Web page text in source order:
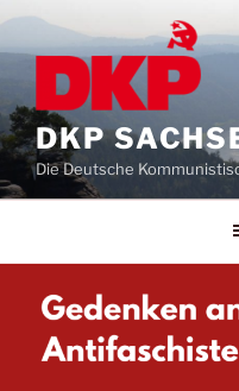
DKP
Die Deutsche